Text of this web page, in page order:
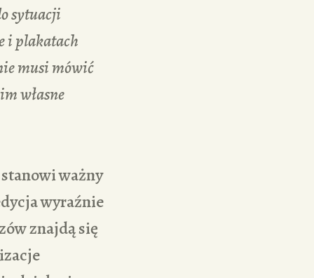
sytuacji
i plakatach
musi mówić
własne
ważny
wyraźnie
znajdą się